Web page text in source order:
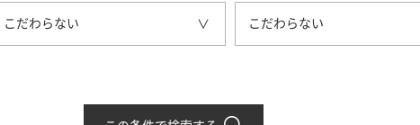
こだわらない こだわらない